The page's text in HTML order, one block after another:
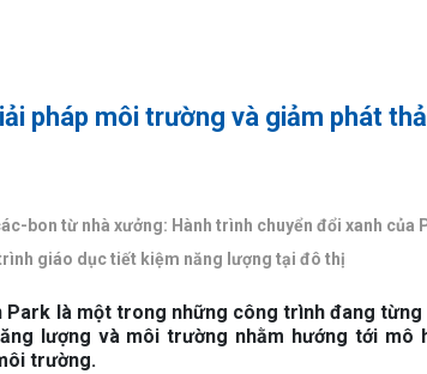
pháp môi trường và giảm phát
bon từ nhà xưởng: Hành trình chuyển đổi xanh
giáo dục tiết kiệm năng lượng tại đô thị
Park là một trong những công trình đang
lượng và môi trường nhằm hướng tới mô
trường.